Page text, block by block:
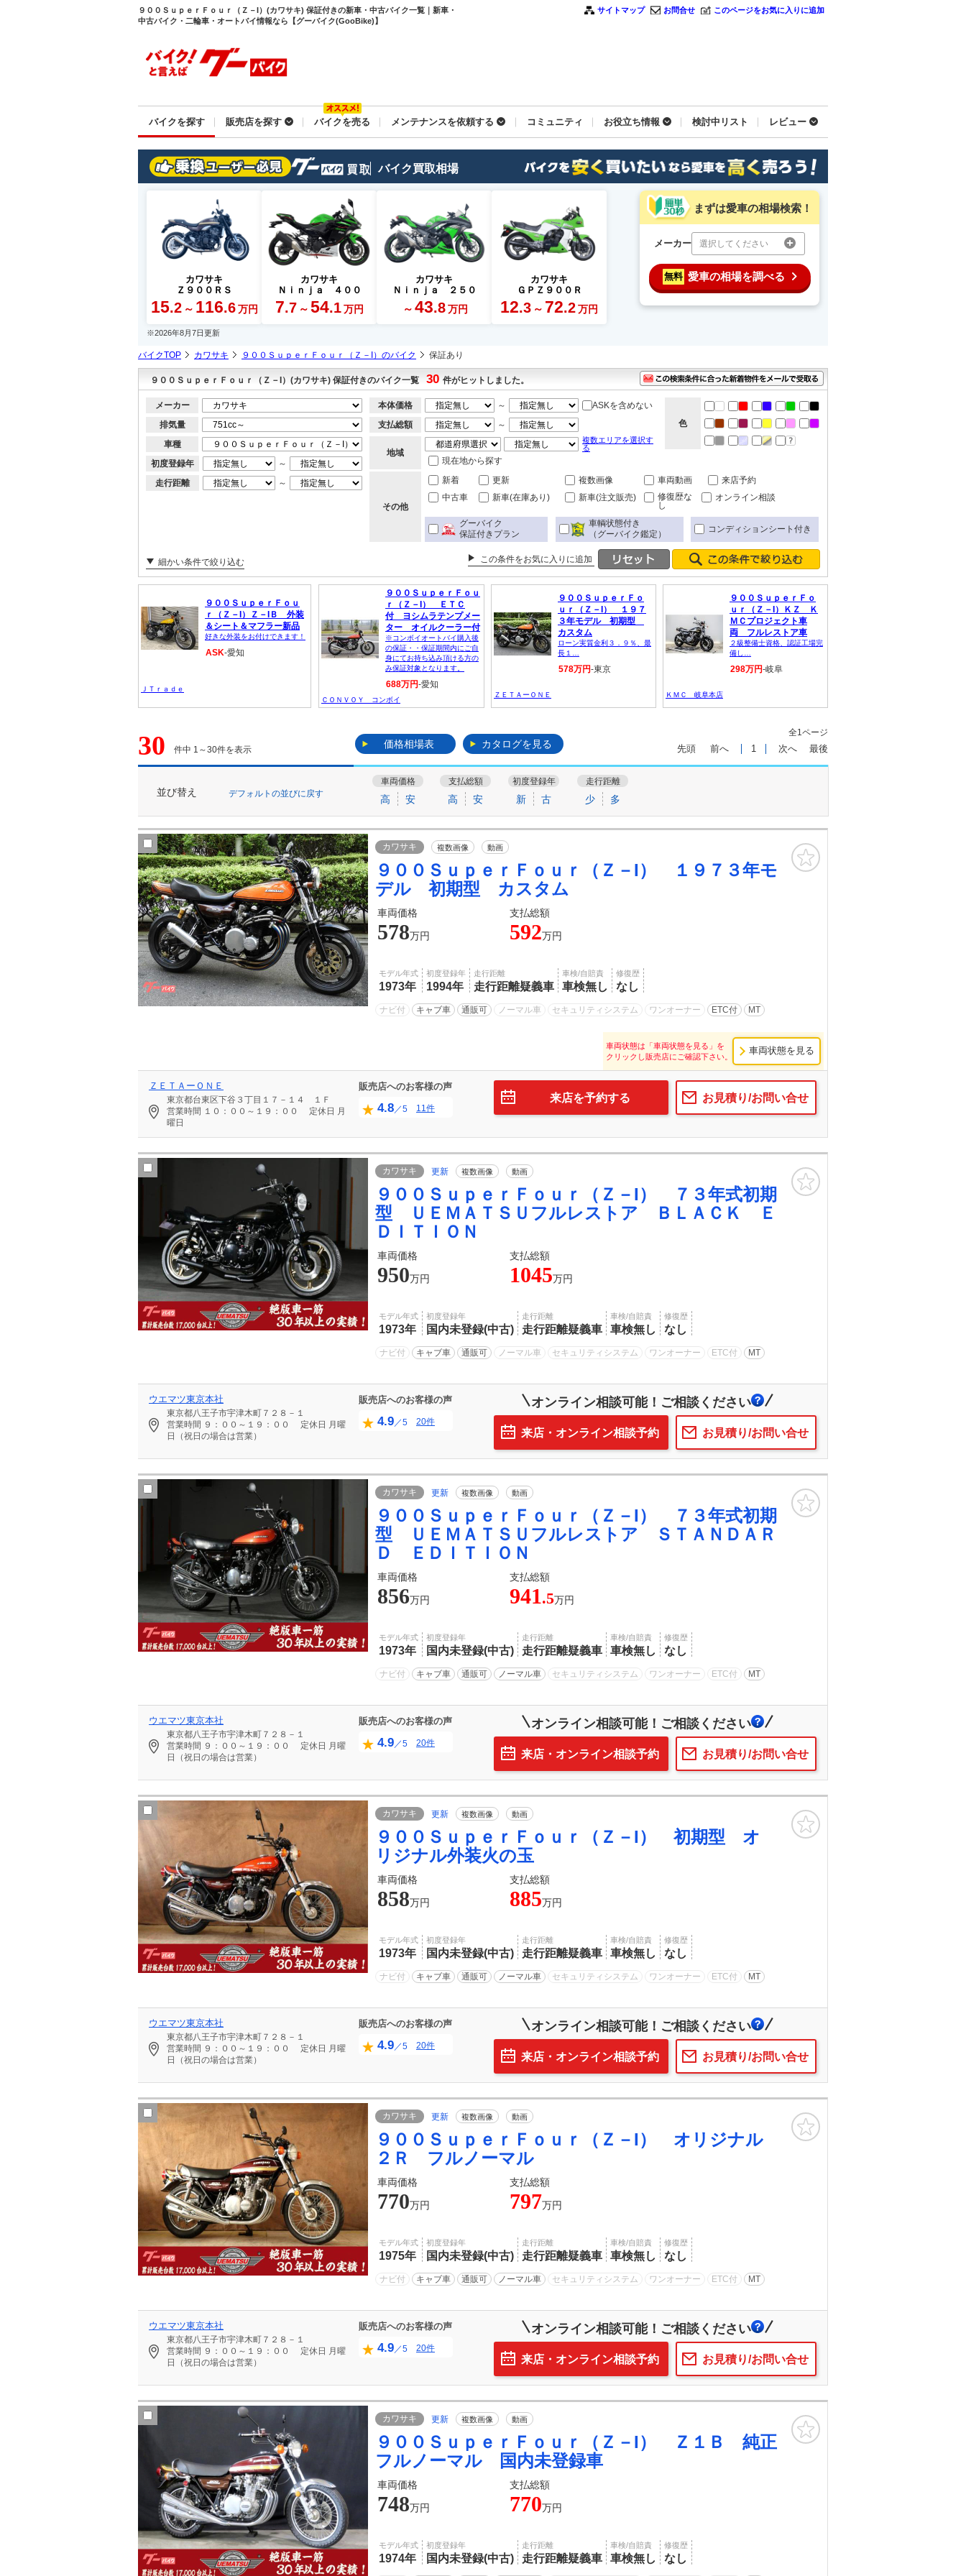
９００ＳｕｐｅｒＦｏｕｒ（Ｚ－I）(カワサキ) 保証付きの新車・中古バイク一覧｜新車・
中古バイク・二輪車・オートバイ情報なら【グーバイク(GooBike)】
サイトマップ お問合せ このページをお気に入りに追加
バイクを探す 販売店を探す バイクを売る メンテナンスを依頼する コミュニティ お役立ち情報 検討中リスト レビュー
バイク買取相場
カワサキ
Ｚ９００ＲＳ
15.2 ～ 116.6 万円
カワサキ
Ｎｉｎｊａ ４００
7.7 ～ 54.1 万円
カワサキ
Ｎｉｎｊａ ２５０
～ 43.8 万円
カワサキ
ＧＰＺ９００Ｒ
12.3 ～ 72.2万円
まずは愛車の相場検索！
メーカー 選択してください
無料 愛車の相場を調べる
※2026年8月7日更新
バイクTOP カワサキ ９００ＳｕｐｅｒＦｏｕｒ（Ｚ－I）のバイク 保証あり
９００ＳｕｐｅｒＦｏｕｒ（Ｚ－I）(カワサキ) 保証付きのバイク一覧 30 件がヒットしました。
メーカー
排気量
車種
初度登録年
～
走行距離
～
本体価格 ～
ASKを含めない
支払総額
～
地域
複数エリアを選択す
る
現在地から探す
色
その他
新着 更新 複数画像 車両動画
来店予約
中古車
新車(在庫あり) 新車(注文販売)
修復歴な
し
オンライン相談
グーバイク
保証付きプラン
車輌状態付き
（グーバイク鑑定）
コンディションシート付き
細かい条件で絞り込む この条件をお気に入りに追加
９００ＳｕｐｅｒＦｏｕ
ｒ（Ｚ－I）Ｚ－IＢ 外装
＆シート＆マフラー新品
好きな外装をお付けできます！
ASK-愛知
ＪＴｒａｄｅ
９００ＳｕｐｅｒＦｏｕ
ｒ（Ｚ－I） ＥＴＣ
付 ヨシムラテンプメー
ター オイルクーラー付
※コンボイオートバイ購入後
の保証・・保証期間内にご自
身にてお持ち込み頂ける方の
み保証対象となります。
688万円-愛知
ＣＯＮＶＯＹ コンボイ
９００ＳｕｐｅｒＦｏ
ｕｒ（Ｚ－I） １９７
３年モデル 初期型
カスタム
ローン実質金利３．９％、最
長１…
578万円-東京
ＺＥＴＡーＯＮＥ
９００ＳｕｐｅｒＦｏ
ｕｒ（Ｚ－I）ＫＺ Ｋ
ＭＣプロジェクト車
両 フルレストア車
２級整備士資格、認証工場完
備し…
298万円-岐阜
ＫＭＣ 岐阜本店
30 件中 1～30件を表示 価格相場表 カタログを見る
全1ページ
先頭 前へ 1 次へ 最後
並び替え デフォルトの並びに戻す
車両価格
高 安
支払総額
高 安
初度登録年
新 古
走行距離
少 多
カワサキ 複数画像 動画
９００ＳｕｐｅｒＦｏｕｒ（Ｚ－I） １９７３年モ
デル 初期型 カスタム
車両価格 支払総額
578万円 592万円
モデル年式
1973年
初度登録年
1994年
走行距離
走行距離疑義車
車検/自賠責
車検無し
修復歴
なし
ナビ付 キャブ車 通販可 ノーマル車 セキュリティシステム ワンオーナー ETC付 MT
車両状態は「車両状態を見る」を
クリックし販売店にご確認下さい。
車両状態を見る
ＺＥＴＡーＯＮＥ
東京都台東区下谷３丁目１７－１４ １Ｆ
営業時間 １０：００～１９：００ 定休日 月
曜日
販売店へのお客様の声
4.8／5 11件
お見積り/お問い合せ
来店を予約する
カワサキ 更新 複数画像 動画
９００ＳｕｐｅｒＦｏｕｒ（Ｚ－I） ７３年式初期
型 ＵＥＭＡＴＳＵフルレストア ＢＬＡＣＫ Ｅ
ＤＩＴＩＯＮ
車両価格 支払総額
950万円 1045万円
モデル年式
1973年
初度登録年
国内未登録(中古)
走行距離
走行距離疑義車
車検/自賠責
車検無し
修復歴
なし
ナビ付 キャブ車 通販可 ノーマル車 セキュリティシステム ワンオーナー ETC付 MT
ウエマツ東京本社
東京都八王子市宇津木町７２８－１
営業時間 ９：００～１９：００ 定休日 月曜
日（祝日の場合は営業）
販売店へのお客様の声
4.9／5 20件
オンライン相談可能！ご相談ください
お見積り/お問い合せ
来店・オンライン相談予約
カワサキ 更新 複数画像 動画
９００ＳｕｐｅｒＦｏｕｒ（Ｚ－I） ７３年式初期
型 ＵＥＭＡＴＳＵフルレストア ＳＴＡＮＤＡＲ
Ｄ ＥＤＩＴＩＯＮ
車両価格 支払総額
856万円 941.5万円
モデル年式
1973年
初度登録年
国内未登録(中古)
走行距離
走行距離疑義車
車検/自賠責
車検無し
修復歴
なし
ナビ付 キャブ車 通販可 ノーマル車 セキュリティシステム ワンオーナー ETC付 MT
ウエマツ東京本社
東京都八王子市宇津木町７２８－１
営業時間 ９：００～１９：００ 定休日 月曜
日（祝日の場合は営業）
販売店へのお客様の声
4.9／5 20件
オンライン相談可能！ご相談ください
お見積り/お問い合せ
来店・オンライン相談予約
カワサキ 更新 複数画像 動画
９００ＳｕｐｅｒＦｏｕｒ（Ｚ－I） 初期型 オ
リジナル外装火の玉
車両価格 支払総額
858万円 885万円
モデル年式
1973年
初度登録年
国内未登録(中古)
走行距離
走行距離疑義車
車検/自賠責
車検無し
修復歴
なし
ナビ付 キャブ車 通販可 ノーマル車 セキュリティシステム ワンオーナー ETC付 MT
ウエマツ東京本社
東京都八王子市宇津木町７２８－１
営業時間 ９：００～１９：００ 定休日 月曜
日（祝日の場合は営業）
販売店へのお客様の声
4.9／5 20件
オンライン相談可能！ご相談ください
お見積り/お問い合せ
来店・オンライン相談予約
カワサキ 更新 複数画像 動画
９００ＳｕｐｅｒＦｏｕｒ（Ｚ－I） オリジナル
２Ｒ フルノーマル
車両価格 支払総額
770万円 797万円
モデル年式
1975年
初度登録年
国内未登録(中古)
走行距離
走行距離疑義車
車検/自賠責
車検無し
修復歴
なし
ナビ付 キャブ車 通販可 ノーマル車 セキュリティシステム ワンオーナー ETC付 MT
ウエマツ東京本社
東京都八王子市宇津木町７２８－１
営業時間 ９：００～１９：００ 定休日 月曜
日（祝日の場合は営業）
販売店へのお客様の声
4.9／5 20件
オンライン相談可能！ご相談ください
お見積り/お問い合せ
来店・オンライン相談予約
カワサキ 更新 複数画像 動画
９００ＳｕｐｅｒＦｏｕｒ（Ｚ－I） Ｚ１Ｂ 純正
フルノーマル 国内未登録車
車両価格 支払総額
748万円 770万円
モデル年式
1974年
初度登録年
国内未登録(中古)
走行距離
走行距離疑義車
車検/自賠責
車検無し
修復歴
なし